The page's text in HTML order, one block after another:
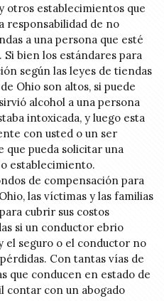
otros establecimientos que
responsabilidad de no
a una persona que esté
bien los estándares para
según las leyes de tiendas
Ohio son altos, si puede
alcohol a una persona
intoxicada, y luego esta
con usted o un ser
que pueda solicitar una
establecimiento.
de compensación para
las víctimas y las familias
cubrir sus costos
si un conductor ebrio
el seguro o el conductor no
Con tantas vías de
que conducen en estado de
contar con un abogado